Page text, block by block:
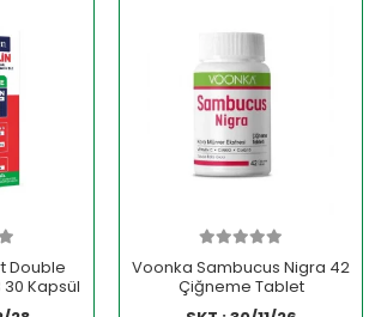
Double
Kapsül
Voonka Sambucus Nigra 42
Çiğneme Tablet